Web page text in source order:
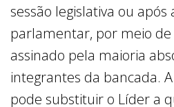
sessão legislativa ou após
parlamentar, por meio
assinado pela maioria
integrantes da bancada.
pode substituir o Líder a